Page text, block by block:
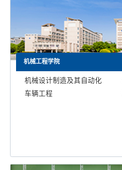
机械工程学院
机械设计制造及其自动化
车辆工程